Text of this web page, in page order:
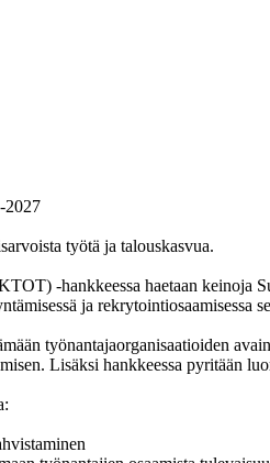
2027
-hankkeessa haetaan keinoja
ja rekrytointiosaamisessa
työnantajaorganisaatioiden
Lisäksi hankkeessa pyritään